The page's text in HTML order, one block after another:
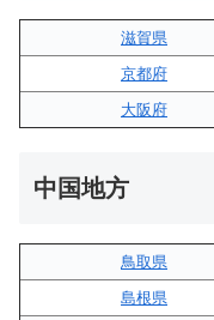
滋賀県
京都府
大阪府
中国地方
鳥取県
島根県